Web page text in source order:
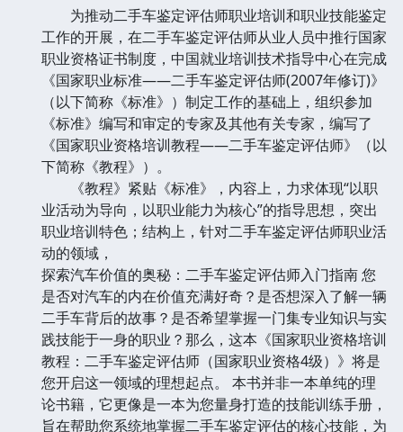
为推动二手车鉴定评估师职业培训和职业技能鉴定
工作的开展，在二手车鉴定评估师从业人员中推行国家
职业资格证书制度，中国就业培训技术指导中心在完成
《国家职业标准——二手车鉴定评估师(2007年修订)》
（以下简称《标准》）制定工作的基础上，组织参加
《标准》编写和审定的专家及其他有关专家，编写了
《国家职业资格培训教程——二手车鉴定评估师》（以
下简称《教程》）。
《教程》紧贴《标准》，内容上，力求体现“以职
业活动为导向，以职业能力为核心”的指导思想，突出
职业培训特色；结构上，针对二手车鉴定评估师职业活
动的领域，
探索汽车价值的奥秘：二手车鉴定评估师入门指南 您
是否对汽车的内在价值充满好奇？是否想深入了解一辆
二手车背后的故事？是否希望掌握一门集专业知识与实
践技能于一身的职业？那么，这本《国家职业资格培训
教程：二手车鉴定评估师（国家职业资格4级）》将是
您开启这一领域的理想起点。 本书并非一本单纯的理
论书籍，它更像是一本为您量身打造的技能训练手册，
旨在帮助您系统地掌握二手车鉴定评估的核心技能，为